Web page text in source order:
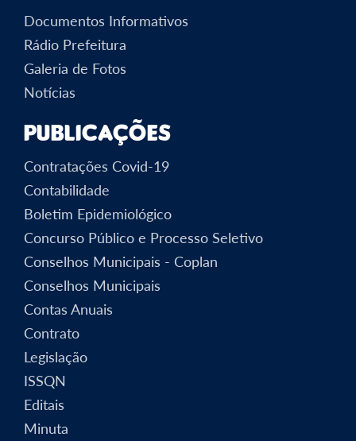
Documentos Informativos
Rádio Prefeitura
Galeria de Fotos
Notícias
Publicações
Contratações Covid-19
Contabilidade
Boletim Epidemiológico
Concurso Público e Processo Seletivo
Conselhos Municipais - Coplan
Conselhos Municipais
Contas Anuais
Contrato
Legislação
ISSQN
Editais
Minuta